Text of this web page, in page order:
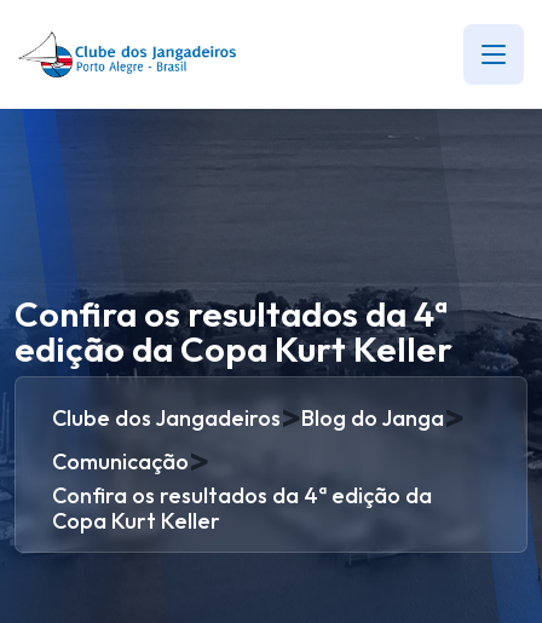
Confira os resultados da 4ª
edição da Copa Kurt Keller
Clube dos Jangadeiros>Blog do Janga>
Comunicação>
Confira os resultados da 4ª edição da
Copa Kurt Keller